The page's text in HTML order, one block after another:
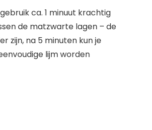
ca. 1 minuut krachtig
de matzwarte lagen – de
zijn, na 5 minuten kun je
lijm worden